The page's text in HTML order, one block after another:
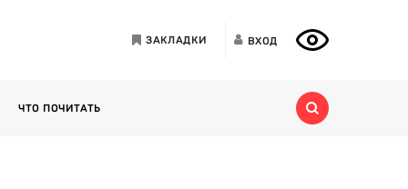
ЗАКЛАДКИ ВХОД
ЧТО ПОЧИТАТЬ